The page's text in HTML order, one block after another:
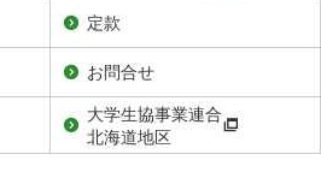
定款
お問合せ
大学生協事業連合
北海道地区